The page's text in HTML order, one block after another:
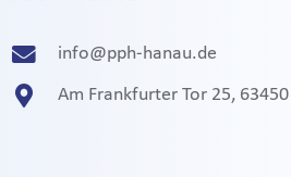
info@pph-hanau.de
Am Frankfurter Tor 25,